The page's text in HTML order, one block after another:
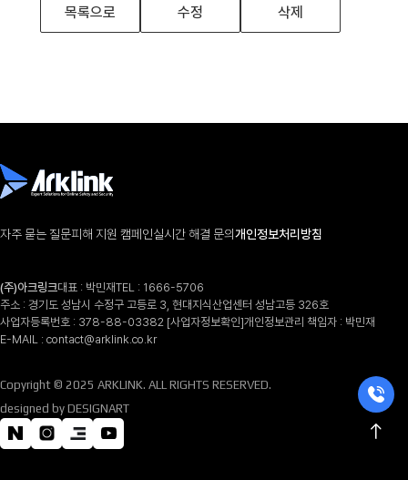
목록으로 수정 삭제
자주 묻는 질문피해 지원 캠페인실시간 해결 문의개인정보처리방침
(주)아크링크대표 : 박민재TEL : 1666-5706
주소 : 경기도 성남시 수정구 고등로 3, 현대지식산업센터 성남고등 326호
사업자등록번호 : 378-88-03382 [사업자정보확인]개인정보관리 책임자 : 박민재
E-MAIL : contact@arklink.co.kr
Copyright © 2025 ARKLINK. ALL RIGHTS RESERVED.
designed by DESIGNART